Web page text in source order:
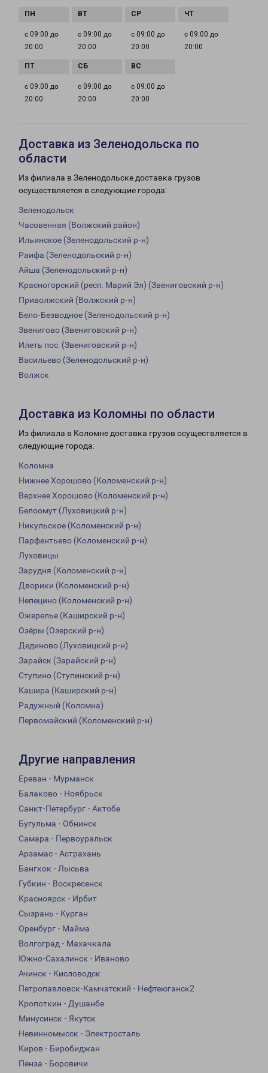
с 09:00 до
20:00
с 09:00 до
20:00
с 09:00 до
20:00
с 09:00 до
20:00
с 09:00 до
20:00
с 09:00 до
20:00
с 09:00 до
20:00
Доставка из Зеленодольска по
области
Из филиала в Зеленодольске доставка грузов
осуществляется в следующие города:
Зеленодольск
Часовенная (Волжский район)
Ильинское (Зеленодольский р-н)
Раифа (Зеленодольский р-н)
Айша (Зеленодольский р-н)
Красногорский (респ. Марий Эл) (Звениговский р-н)
Приволжский (Волжский р-н)
Бело-Безводное (Зеленодольский р-н)
Звенигово (Звениговский р-н)
Илеть пос. (Звениговский р-н)
Васильево (Зеленодольский р-н)
Волжск
Доставка из Коломны по области
Из филиала в Коломне доставка грузов осуществляется в
следующие города:
Коломна
Нижнее Хорошово (Коломенский р-н)
Верхнее Хорошово (Коломенский р-н)
Белоомут (Луховицкий р-н)
Никульское (Коломенский р-н)
Парфентьево (Коломенский р-н)
Луховицы
Зарудня (Коломенский р-н)
Дворики (Коломенский р-н)
Непецино (Коломенский р-н)
Ожерелье (Каширский р-н)
Озёры (Озерский р-н)
Дединово (Луховицкий р-н)
Зарайск (Зарайский р-н)
Ступино (Ступинский р-н)
Кашира (Каширский р-н)
Радужный (Коломна)
Первомайский (Коломенский р-н)
Другие направления
Ереван - Мурманск
Балаково - Ноябрьск
Санкт-Петербург - Актобе
Бугульма - Обнинск
Самара - Первоуральск
Арзамас - Астрахань
Бангкок - Лысьва
Губкин - Воскресенск
Красноярск - Ирбит
Сызрань - Курган
Оренбург - Майма
Волгоград - Махачкала
Южно-Сахалинск - Иваново
Ачинск - Кисловодск
Петропавловск-Камчатский - Нефтеюганск2
Кропоткин - Душанбе
Минусинск - Якутск
Невинномысск - Электросталь
Киров - Биробиджан
Пенза - Боровичи